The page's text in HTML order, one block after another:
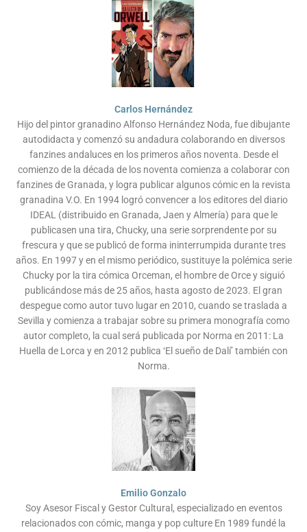
Carlos Hernández
Hijo del pintor granadino Alfonso Hernández Noda, fue dibujante
autodidacta y comenzó su andadura colaborando en diversos
fanzines andaluces en los primeros años noventa. Desde el
comienzo de la década de los noventa comienza a colaborar con
fanzines de Granada, y logra publicar algunos cómic en la revista
granadina V.O. En 1994 logró convencer a los editores del diario
IDEAL (distribuido en Granada, Jaen y Almería) para que le
publicasen una tira, Chucky, una serie sorprendente por su
frescura y que se publicó de forma ininterrumpida durante tres
años. En 1997 y en el mismo periódico, sustituye la polémica serie
Chucky por la tira cómica Orceman, el hombre de Orce y siguió
publicándose más de 25 años, hasta agosto de 2023. El gran
despegue como autor tuvo lugar en 2010, cuando se traslada a
Sevilla y comienza a trabajar sobre su primera monografía como
autor completo, la cual será publicada por Norma en 2011: La
Huella de Lorca y en 2012 publica ‘El sueño de Dalí’ también con
Norma.
Emilio Gonzalo
Soy Asesor Fiscal y Gestor Cultural, especializado en eventos
relacionados con cómic, manga y pop culture En 1989 fundé la